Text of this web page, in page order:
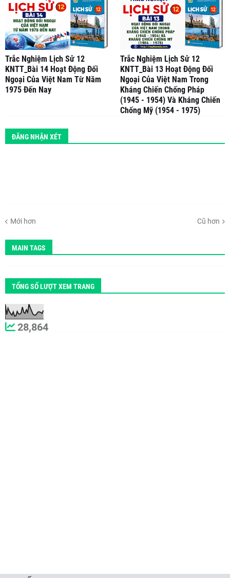
Trắc Nghiệm Lịch Sử 12
KNTT_Bài 14 Hoạt Động Đối
Ngoại Của Việt Nam Từ Năm
1975 Đến Nay
Trắc Nghiệm Lịch Sử 12
KNTT_Bài 13 Hoạt Động Đối
Ngoại Của Việt Nam Trong
Kháng Chiến Chống Pháp
(1945 - 1954) Và Kháng Chiến
Chống Mỹ (1954 - 1975)
ĐĂNG NHẬN XÉT
Mới hơn Cũ hơn
MAIN TAGS
TỔNG SỐ LƯỢT XEM TRANG
28,864